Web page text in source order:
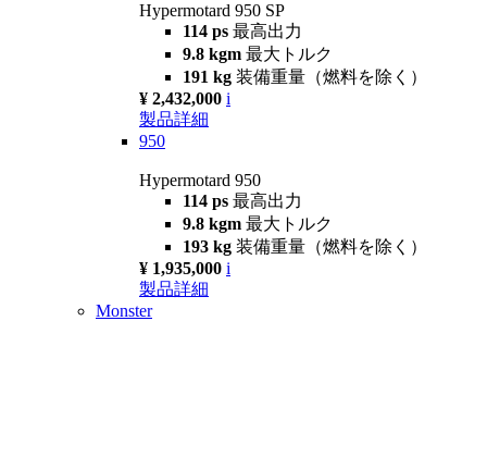
Hypermotard 950 SP
114 ps 最高出力
9.8 kgm 最大トルク
191 kg 装備重量（燃料を除く）
¥ 2,432,000 i
製品詳細
950
Hypermotard 950
114 ps 最高出力
9.8 kgm 最大トルク
193 kg 装備重量（燃料を除く）
¥ 1,935,000 i
製品詳細
Monster